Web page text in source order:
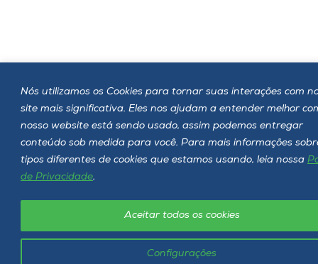
Nós utilizamos os Cookies para tornar suas interações com
site mais significativa. Eles nos ajudam a entender melhor
nosso website está sendo usado, assim podemos entregar
conteúdo sob medida para você. Para mais informações
tipos diferentes de cookies que estamos usando, leia nossa
de Privacidade.
Configurações
Aceitar todos os cookies